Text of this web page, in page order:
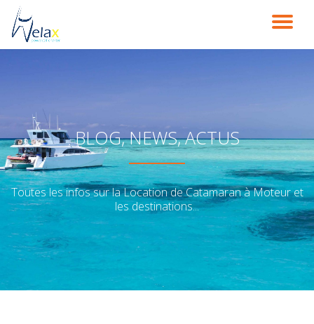
Aller
au
BLOG, NEWS, ACTUS
Toutes les infos sur la Location de Catamaran à Moteur et
les destinations...